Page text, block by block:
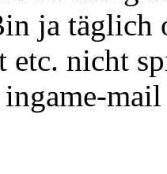
ja täglich
nicht